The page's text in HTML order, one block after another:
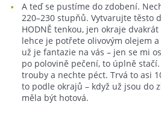
A teď se pustíme do zdobení.
220–230 stupňů. Vytvarujte těsto
HODNĚ tenkou, jen okraje
lehce je potřete olivovým olejem
už je fantazie na vás – jen se mi
po polovině pečení, to úplně
trouby a nechte péct. Trvá to asi
to podle okrajů – když už jsou do
měla být hotová.